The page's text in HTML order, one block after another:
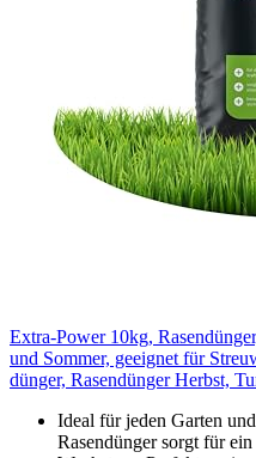
Extra-Power 10kg,
und Sommer, geeignet für
dünger, Rasendünger Herbst,
Ideal für jeden Garten
Rasendünger sorgt für